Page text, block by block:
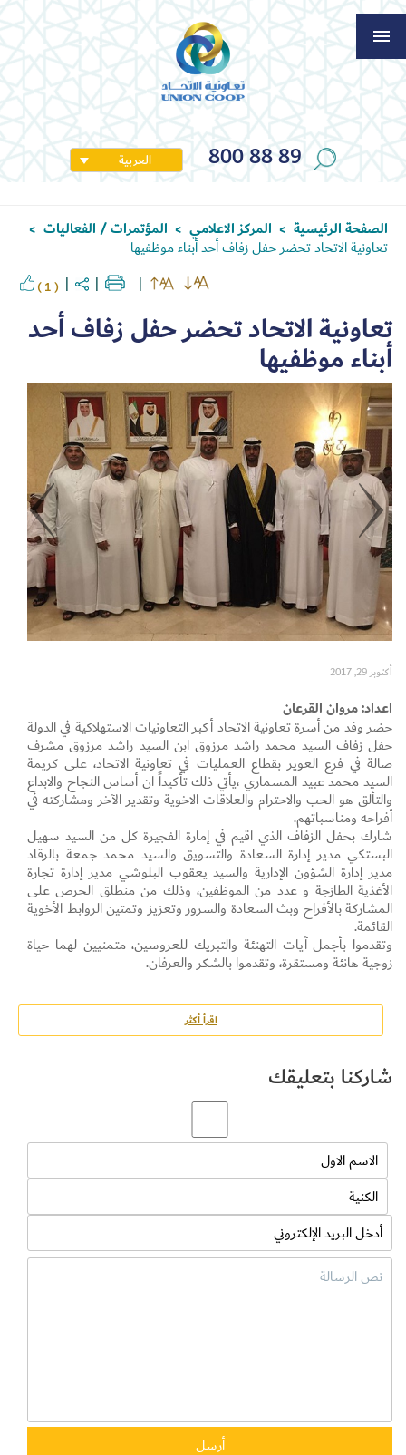
800 88 89 العربية
الصفحة الرئيسية > المركز الاعلامي > المؤتمرات / الفعاليات >
تعاونية الاتحاد تحضر حفل زفاف أحد أبناء موظفيها
( 1 )
تعاونية الاتحاد تحضر حفل زفاف أحد
أبناء موظفيها
أكتوبر 29, 2017
اعداد: مروان القرعان
حضر وفد من أسرة تعاونية الاتحاد أكبر التعاونيات الاستهلاكية في الدولة
حفل زفاف السيد محمد راشد مرزوق ابن السيد راشد مرزوق مشرف
صالة في فرع العوير بقطاع العمليات في تعاونية الاتحاد، على كريمة
السيد محمد عبيد المسماري ،يأتي ذلك تأكيداً ان أساس النجاح والابداع
والتألق هو الحب والاحترام والعلاقات الاخوية وتقدير الآخر ومشاركته في
أفراحه ومناسباتهم.
شارك بحفل الزفاف الذي اقيم في إمارة الفجيرة كل من السيد سهيل
البستكي مدير إدارة السعادة والتسويق والسيد محمد جمعة بالرقاد
مدير إدارة الشؤون الإدارية والسيد يعقوب البلوشي مدير إدارة تجارة
الأغذية الطازجة و عدد من الموظفين، وذلك من منطلق الحرص على
المشاركة بالأفراح وبث السعادة والسرور وتعزيز وتمتين الروابط الأخوية
القائمة.
وتقدموا بأجمل آيات التهنئة والتبريك للعروسين، متمنيين لهما حياة
زوجية هانئة ومستقرة، وتقدموا بالشكر والعرفان.
اقرأ أكثر
شاركنا بتعليقك
Set Youtube Channel ID